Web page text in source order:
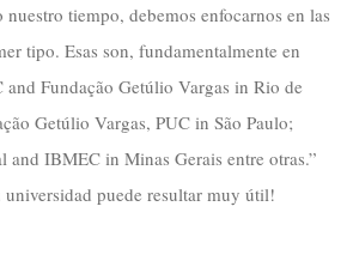
tiempo, debemos enfocarnos en las
tipo. Esas son, fundamentalmente en
Fundação Getúlio Vargas in Rio de
Getúlio Vargas, PUC in São Paulo;
and IBMEC in Minas Gerais entre otras.”
universidad puede resultar muy útil!